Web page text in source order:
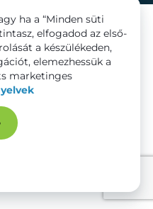
ha a “Minden süti
elfogadod az első-
a készülékeden,
elemezhessük a
marketinges